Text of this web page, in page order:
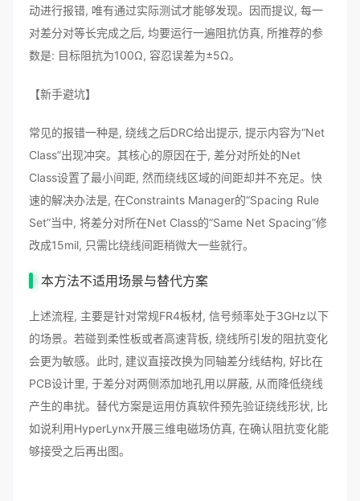
动进行报错, 唯有通过实际测试才能够发现。因而提议, 每一
对差分对等长完成之后, 均要运行一遍阻抗仿真, 所推荐的参
数是: 目标阻抗为100Ω, 容忍误差为±5Ω。
【新手避坑】
常见的报错一种是, 绕线之后DRC给出提示, 提示内容为“Net
Class”出现冲突。其核心的原因在于, 差分对所处的Net
Class设置了最小间距, 然而绕线区域的间距却并不充足。快
速的解决办法是, 在Constraints Manager的“Spacing Rule
Set”当中, 将差分对所在Net Class的“Same Net Spacing”修
改成15mil, 只需比绕线间距稍微大一些就行。
本方法不适用场景与替代方案
上述流程, 主要是针对常规FR4板材, 信号频率处于3GHz以下
的场景。若碰到柔性板或者高速背板, 绕线所引发的阻抗变化
会更为敏感。此时, 建议直接改换为同轴差分线结构, 好比在
PCB设计里, 于差分对两侧添加地孔用以屏蔽, 从而降低绕线
产生的串扰。替代方案是运用仿真软件预先验证绕线形状, 比
如说利用HyperLynx开展三维电磁场仿真, 在确认阻抗变化能
够接受之后再出图。